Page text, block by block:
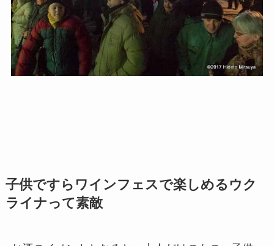
子供ですらワインフェスで楽しめるウク
ライナって素敵